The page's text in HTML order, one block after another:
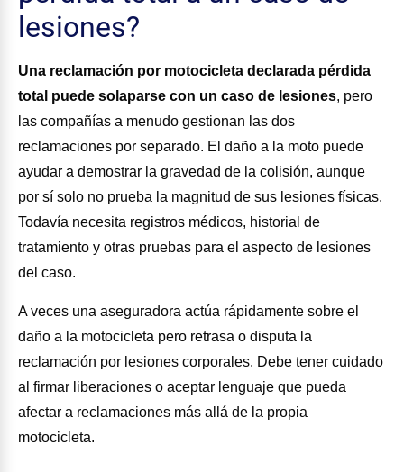
lesiones?
Una reclamación por motocicleta declarada pérdida
total puede solaparse con un caso de lesiones, pero
las compañías a menudo gestionan las dos
reclamaciones por separado. El daño a la moto puede
ayudar a demostrar la gravedad de la colisión, aunque
por sí solo no prueba la magnitud de sus lesiones físicas.
Todavía necesita registros médicos, historial de
tratamiento y otras pruebas para el aspecto de lesiones
del caso.
A veces una aseguradora actúa rápidamente sobre el
daño a la motocicleta pero retrasa o disputa la
reclamación por lesiones corporales. Debe tener cuidado
al firmar liberaciones o aceptar lenguaje que pueda
afectar a reclamaciones más allá de la propia
motocicleta.